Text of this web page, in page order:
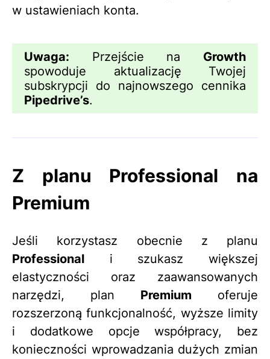
w ustawieniach konta.
Uwaga: Przejście na Growth
spowoduje aktualizację Twojej
subskrypcji do najnowszego cennika
Pipedrive’s.
Z planu Professional na
Premium
Jeśli korzystasz obecnie z planu
Professional i szukasz większej
elastyczności oraz zaawansowanych
narzędzi, plan Premium oferuje
rozszerzoną funkcjonalność, wyższe limity
i dodatkowe opcje współpracy, bez
konieczności wprowadzania dużych zmian